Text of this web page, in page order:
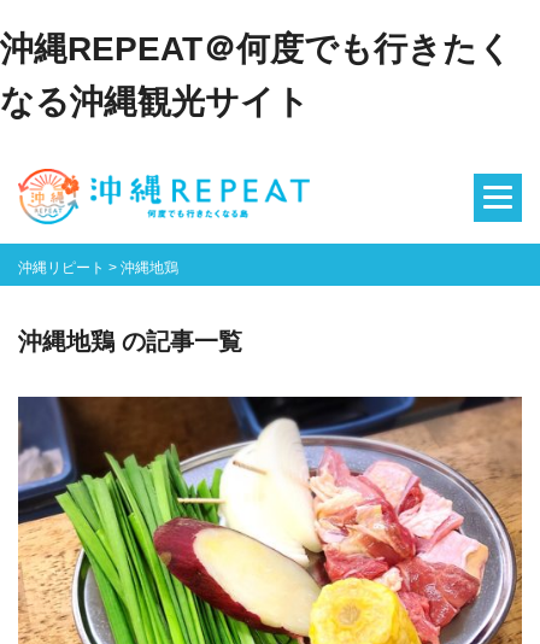
沖縄REPEAT＠何度でも行きたく
なる沖縄観光サイト
沖縄リピート > 沖縄地鶏
沖縄地鶏 の記事一覧